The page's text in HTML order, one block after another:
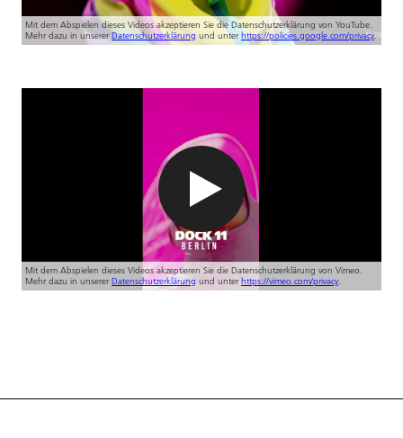
Mit dem Abspielen dieses Videos akzeptieren Sie die Datenschutzerklärung von YouTube.
Mehr dazu in unsererDatenschutzerklärung und unterhttps://policies.google.com/privacy.
Mit dem Abspielen dieses Videos akzeptieren Sie die Datenschutzerklärung von Vimeo.
Mehr dazu in unserer Datenschutzerklärung und unterhttps://vimeo.com/privacy.